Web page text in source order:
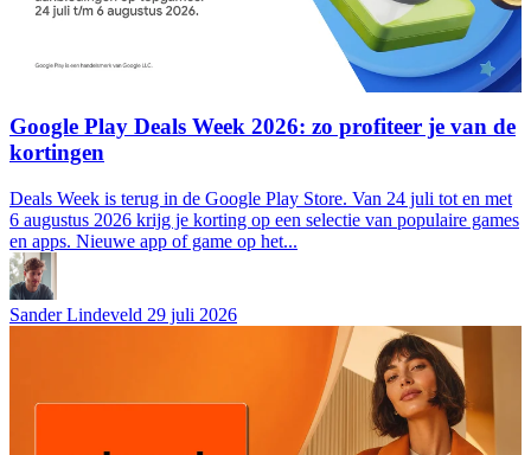
Google Play Deals Week 2026: zo profiteer je van de
kortingen
Deals Week is terug in de Google Play Store. Van 24 juli tot en met
6 augustus 2026 krijg je korting op een selectie van populaire games
en apps. Nieuwe app of game op het...
Sander Lindeveld 29 juli 2026